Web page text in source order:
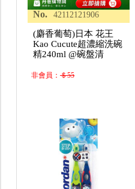
No. 42112121906
(麝香葡萄)日本 花王
Kao Cucute超濃縮洗碗
精240ml @碗盤清
非會員：＄55